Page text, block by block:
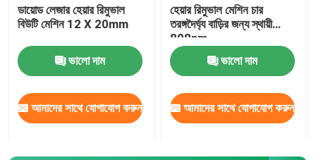
ডায়োড লেজার হেয়ার রিমুভাল
বিউটি মেশিন 12 X 20mm
ভালো দাম
আমাদের সাথে যোগাযোগ করুন
হেয়ার রিমুভাল মেশিন চার
তরঙ্গদৈর্ঘ্য বাড়ির জন্য স্থায়ী
808nm
ভালো দাম
আমাদের সাথে যোগাযোগ করুন